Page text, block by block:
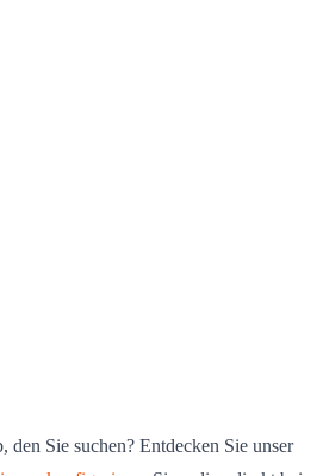
den Sie suchen? Entdecken Sie unser